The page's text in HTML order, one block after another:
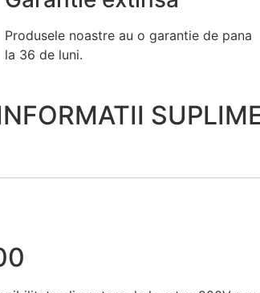
Produsele noastre au o garantie de pana
la 36 de luni.